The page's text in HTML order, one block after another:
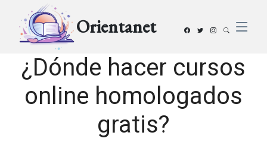
Orientanet
¿Dónde hacer cursos
online homologados
gratis?